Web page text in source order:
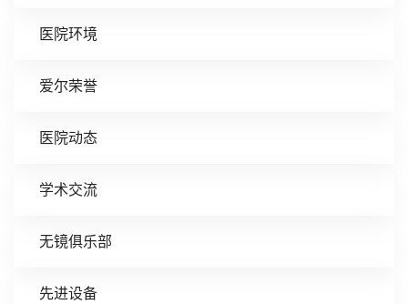
医院环境
爱尔荣誉
医院动态
学术交流
无镜俱乐部
先进设备